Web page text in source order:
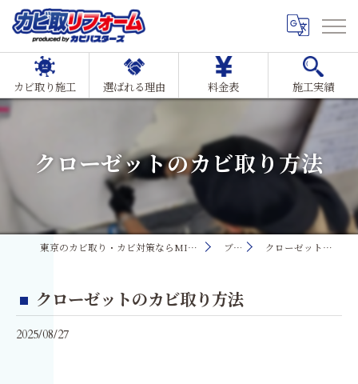
カビ取り施工 選ばれる理由 料金表 施工実績
クローゼットのカビ取り方法
東京のカビ取り・カビ対策ならMIST工法®カビ取リフォーム ブログ クローゼットのカビ取り方法
クローゼットのカビ取り方法
2025/08/27